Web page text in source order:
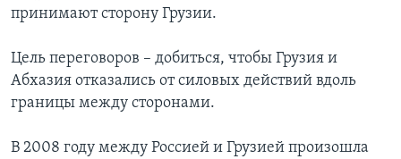
Языки
принимают сторону Грузии.
Цель переговоров – добиться, чтобы Грузия и
Абхазия отказались от силовых действий вдоль
границы между сторонами.
В 2008 году между Россией и Грузией произошла